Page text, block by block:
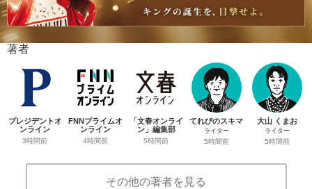
著者
プレジデントオ
ンライン
3時間前
FNNプライムオ
ンライン
4時間前
「文春オンライ
ン」編集部
5時間前
てれびのスキマ
ライター
5時間前
大山 くまお
ライター
5時間前
その他の著者を見る